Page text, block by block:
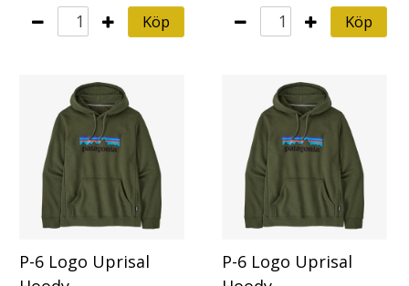
Köp Köp
P-6 Logo Uprisal
P-6 Logo Uprisal